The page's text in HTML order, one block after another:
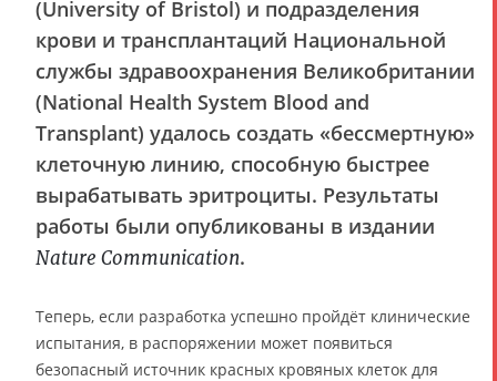
(University of Bristol) и подразделения
крови и трансплантаций Национальной
службы здравоохранения Великобритании
(National Health System Blood and
Transplant) удалось создать «бессмертную»
клеточную линию, способную быстрее
вырабатывать эритроциты. Результаты
работы были опубликованы в издании
Nature Communication.
Теперь, если разработка успешно пройдёт клинические
испытания, в распоряжении может появиться
безопасный источник красных кровяных клеток для